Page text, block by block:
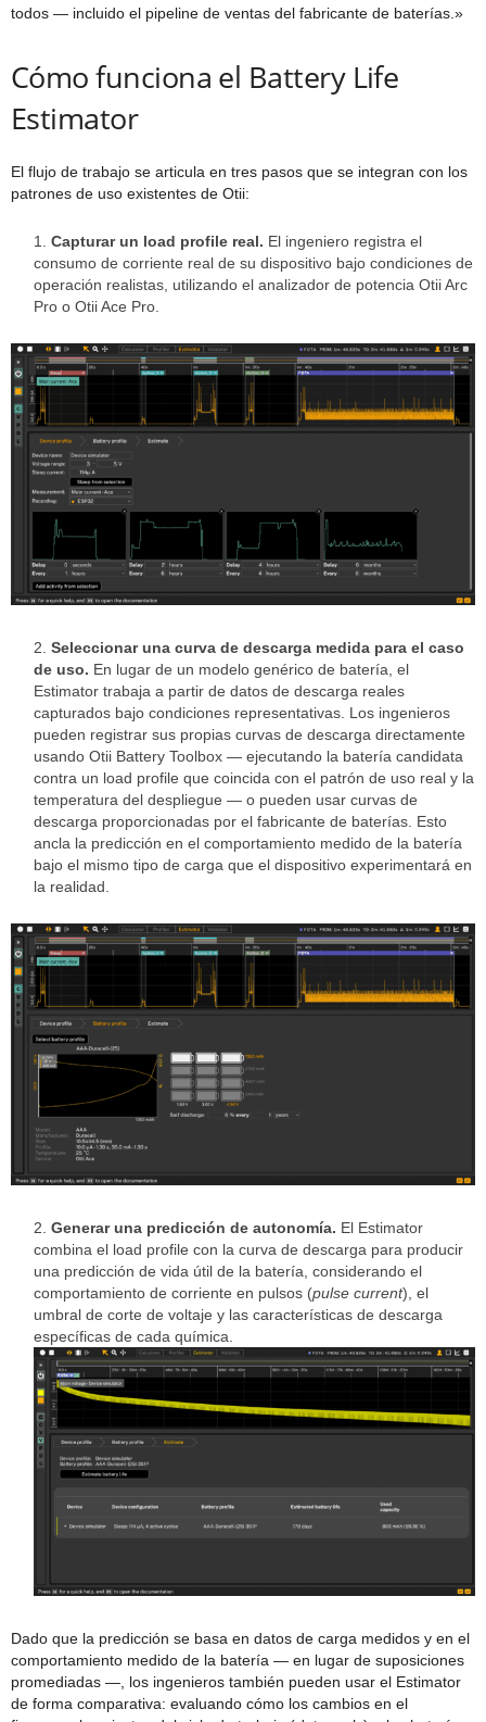
todos — incluido el pipeline de ventas del fabricante de baterías.»
Cómo funciona el Battery Life
Estimator
El flujo de trabajo se articula en tres pasos que se integran con los
patrones de uso existentes de Otii:
Capturar un load profile real. El ingeniero registra el
consumo de corriente real de su dispositivo bajo condiciones de
operación realistas, utilizando el analizador de potencia Otii Arc
Pro o Otii Ace Pro.
Seleccionar una curva de descarga medida para el caso
de uso. En lugar de un modelo genérico de batería, el
Estimator trabaja a partir de datos de descarga reales
capturados bajo condiciones representativas. Los ingenieros
pueden registrar sus propias curvas de descarga directamente
usando Otii Battery Toolbox — ejecutando la batería candidata
contra un load profile que coincida con el patrón de uso real y la
temperatura del despliegue — o pueden usar curvas de
descarga proporcionadas por el fabricante de baterías. Esto
ancla la predicción en el comportamiento medido de la batería
bajo el mismo tipo de carga que el dispositivo experimentará en
la realidad.
Generar una predicción de autonomía. El Estimator
combina el load profile con la curva de descarga para producir
una predicción de vida útil de la batería, considerando el
comportamiento de corriente en pulsos (pulse current), el
umbral de corte de voltaje y las características de descarga
específicas de cada química.
Dado que la predicción se basa en datos de carga medidos y en el
comportamiento medido de la batería — en lugar de suposiciones
promediadas —, los ingenieros también pueden usar el Estimator
de forma comparativa: evaluando cómo los cambios en el